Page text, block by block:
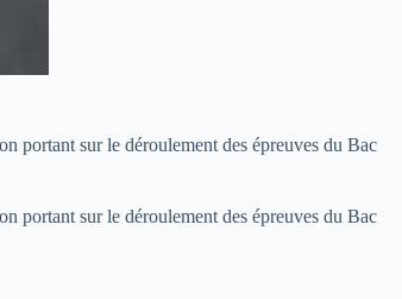
portant sur le déroulement des épreuves du Bac
portant sur le déroulement des épreuves du Bac